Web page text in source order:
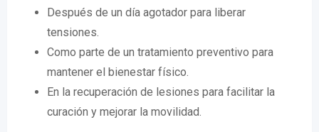
Después de un día agotador para liberar
tensiones.
Como parte de un tratamiento preventivo para
mantener el bienestar físico.
En la recuperación de lesiones para facilitar la
curación y mejorar la movilidad.